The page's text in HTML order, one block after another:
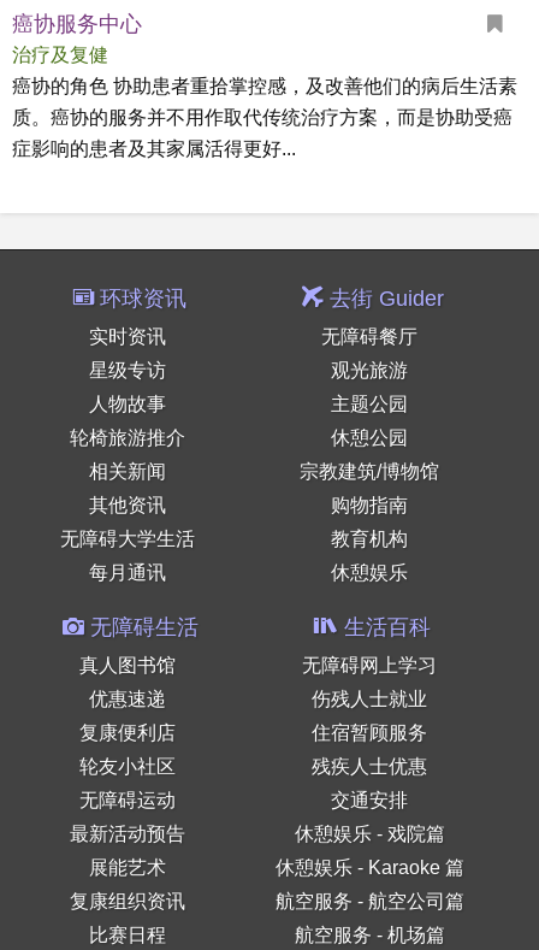
癌协服务中心
治疗及复健
癌协的角色 协助患者重拾掌控感，及改善他们的病后生活素
质。癌协的服务并不用作取代传统治疗方案，而是协助受癌
症影响的患者及其家属活得更好...
环球资讯
实时资讯
星级专访
人物故事
轮椅旅游推介
相关新闻
其他资讯
无障碍大学生活
每月通讯
去街 Guider
无障碍餐厅
观光旅游
主题公园
休憩公园
宗教建筑/博物馆
购物指南
教育机构
休憩娱乐
无障碍生活
真人图书馆
优惠速递
复康便利店
轮友小社区
无障碍运动
最新活动预告
展能艺术
复康组织资讯
比赛日程
生活百科
无障碍网上学习
伤残人士就业
住宿暂顾服务
残疾人士优惠
交通安排
休憩娱乐 - 戏院篇
休憩娱乐 - Karaoke 篇
航空服务 - 航空公司篇
航空服务 - 机场篇